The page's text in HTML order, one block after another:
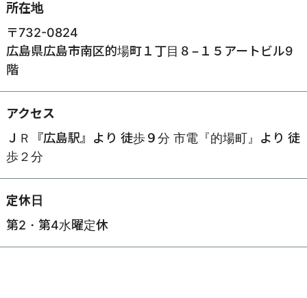
所在地
〒732-0824
広島県広島市南区的場町１丁目８−１５アートビル9
階
アクセス
ＪＲ『広島駅』より 徒歩９分 市電『的場町』より 徒
歩２分
定休日
第2・第4水曜定休